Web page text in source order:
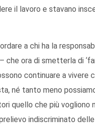
il lavoro e stavano
a chi ha la
che ora di smetterla di
continuare a vivere
né tanto meno
quello che più vogliono
indiscriminato